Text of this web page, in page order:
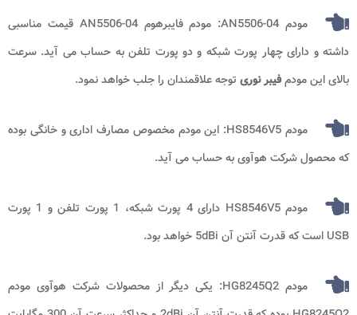
مودم AN5506-04: مودم فایبرهوم AN5506-04 قیمت مناسبی
داشته و دارای چهار پورت شبکه و دو پورت تلفن به حساب می آید. سرعت
بالای این مودمفیبر نوری توجه علاقمندان را جلب خواهد نمود.
مودم HS8546V5: این مودم مخصوص مصارف اداری و خانگی بوده
که محصول شرکت هوآوی به حساب می آید.
مودم HS8546V5 دارای 4 پورت شبکه، 1 پورت تلفن و 1 پورت
USB است که قدرت آنتن آن 5dBi خواهد بود.
مودم HG8245Q2: یکی دیگر از محصولات شرکت هوآوی مودم